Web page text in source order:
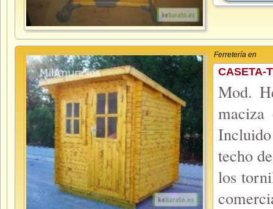
Ferretería en
CASETA-
Mod.
maciza
techo
los